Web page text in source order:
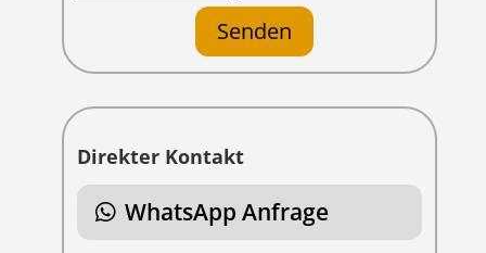
Senden
Direkter Kontakt
WhatsApp Anfrage